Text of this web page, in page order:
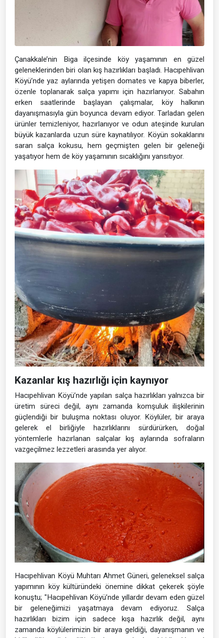
Çanakkale’nin Biga ilçesinde köy yaşamının en güzel
geleneklerinden biri olan kış hazırlıkları başladı. Hacıpehlivan
Köyü’nde yaz aylarında yetişen domates ve kapya biberler,
özenle toplanarak salça yapımı için hazırlanıyor. Sabahın
erken saatlerinde başlayan çalışmalar, köy halkının
dayanışmasıyla gün boyunca devam ediyor. Tarladan gelen
ürünler temizleniyor, hazırlanıyor ve odun ateşinde kurulan
büyük kazanlarda uzun süre kaynatılıyor. Köyün sokaklarını
saran salça kokusu, hem geçmişten gelen bir geleneği
yaşatıyor hem de köy yaşamının sıcaklığını yansıtıyor.
Kazanlar kış hazırlığı için kaynıyor
Hacıpehlivan Köyü’nde yapılan salça hazırlıkları yalnızca bir
üretim süreci değil, aynı zamanda komşuluk ilişkilerinin
güçlendiği bir buluşma noktası oluyor. Köylüler, bir araya
gelerek el birliğiyle hazırlıklarını sürdürürken, doğal
yöntemlerle hazırlanan salçalar kış aylarında sofraların
vazgeçilmez lezzetleri arasında yer alıyor.
Hacıpehlivan Köyü Muhtarı Ahmet Güneri, geleneksel salça
yapımının köy kültüründeki önemine dikkat çekerek şöyle
konuştu; "Hacıpehlivan Köyü’nde yıllardır devam eden güzel
bir geleneğimizi yaşatmaya devam ediyoruz. Salça
hazırlıkları bizim için sadece kışa hazırlık değil, aynı
zamanda köylülerimizin bir araya geldiği, dayanışmanın ve